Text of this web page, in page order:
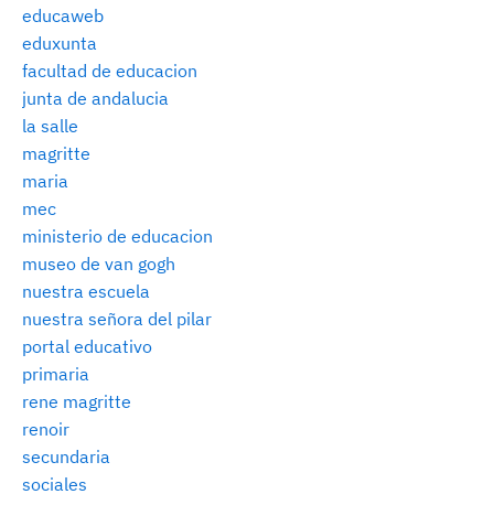
educaweb
eduxunta
facultad de educacion
junta de andalucia
la salle
magritte
maria
mec
ministerio de educacion
museo de van gogh
nuestra escuela
nuestra señora del pilar
portal educativo
primaria
rene magritte
renoir
secundaria
sociales